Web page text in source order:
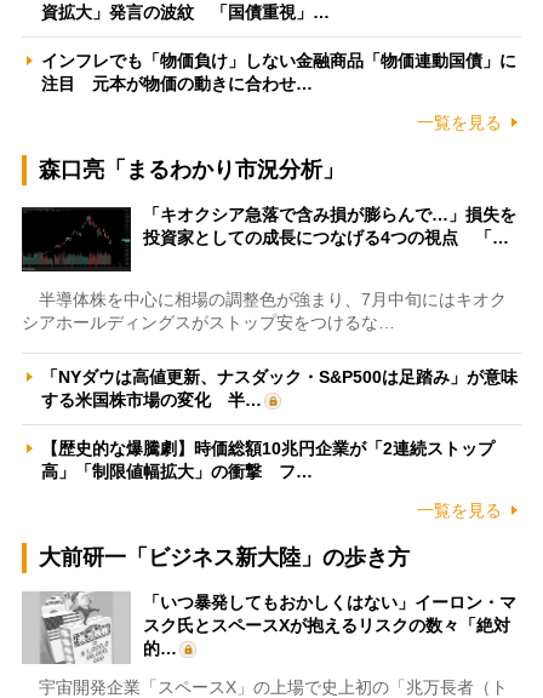
資拡大」発言の波紋 「国債重視」…
インフレでも「物価負け」しない金融商品「物価連動国債」に
注目 元本が物価の動きに合わせ…
一覧を見る
森口亮「まるわかり市況分析」
「キオクシア急落で含み損が膨らんで…」損失を
投資家としての成長につなげる4つの視点 「…
半導体株を中心に相場の調整色が強まり、7月中旬にはキオク
シアホールディングスがストップ安をつけるな…
「NYダウは高値更新、ナスダック・S&P500は足踏み」が意味
する米国株市場の変化 半…
【歴史的な爆騰劇】時価総額10兆円企業が「2連続ストップ
高」「制限値幅拡大」の衝撃 フ…
一覧を見る
大前研一「ビジネス新大陸」の歩き方
「いつ暴発してもおかしくはない」イーロン・マ
スク氏とスペースXが抱えるリスクの数々「絶対
的…
宇宙開発企業「スペースX」の上場で史上初の「兆万長者（ト